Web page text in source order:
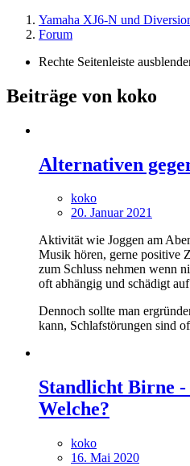
Yamaha XJ6-N und
Forum
Rechte Seitenleiste
Beiträge von koko
Alternativen
koko
20. Januar 2021
Aktivität wie Joggen am
Musik hören, gerne positive
zum Schluss nehmen wenn
oft abhängig und schädigt
Dennoch sollte man
kann, Schlafstörungen sind
Standlicht Birne
Welche?
koko
16. Mai 2020